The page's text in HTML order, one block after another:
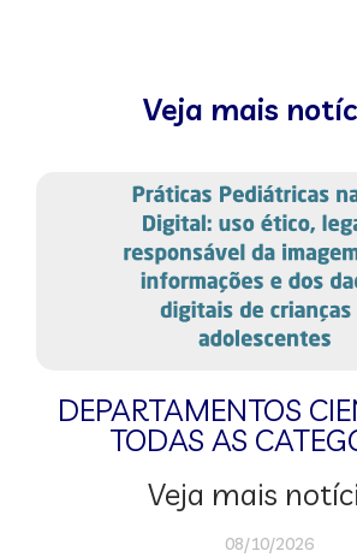
Veja mais
DEPARTAMENTOS
TODAS AS
Veja mais
08/10/2026